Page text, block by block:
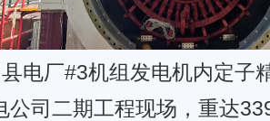
电厂#3机组发电机内定子
公司二期工程现场，重达